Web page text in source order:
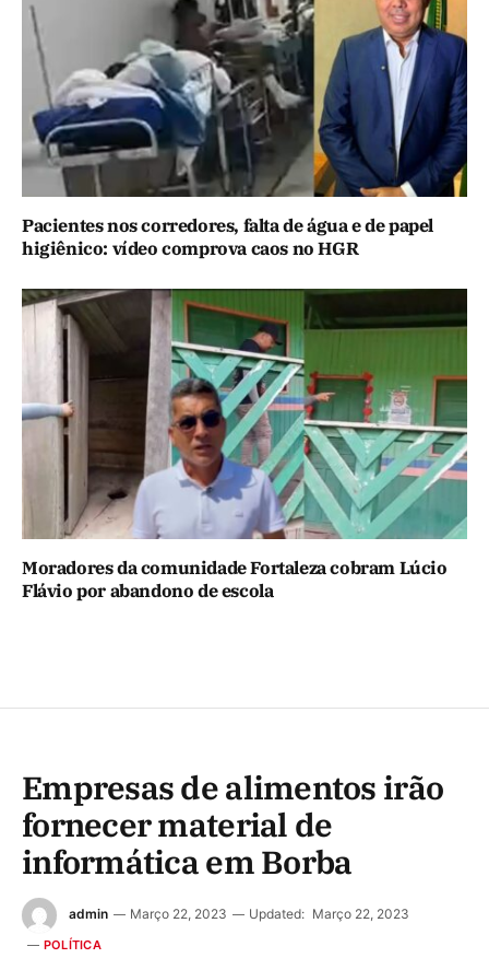
Pacientes nos corredores, falta de água e de papel
higiênico: vídeo comprova caos no HGR
Moradores da comunidade Fortaleza cobram Lúcio
Flávio por abandono de escola
Empresas de alimentos irão
fornecer material de
informática em Borba
admin Março 22, 2023 Updated: Março 22, 2023
POLÍTICA